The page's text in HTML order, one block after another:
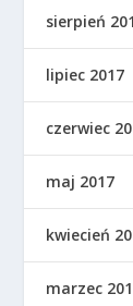
sierpień
lipiec 2017
czerwiec
maj 2017
kwiecień
marzec